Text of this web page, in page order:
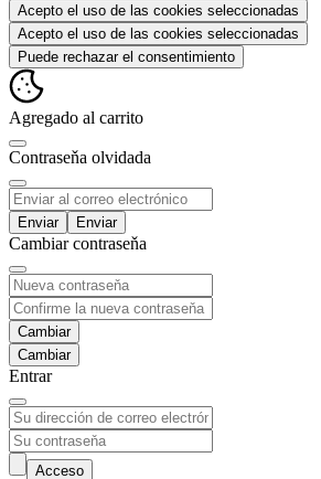
Acepto el uso de las cookies seleccionadas
Acepto el uso de las cookies seleccionadas
Puede rechazar el consentimiento
Agregado al carrito
Contraseňa olvidada
Enviar
Cambiar contraseňa
Cambiar
Entrar
Acceso